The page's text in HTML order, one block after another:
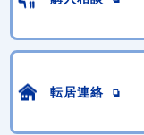
転居連絡